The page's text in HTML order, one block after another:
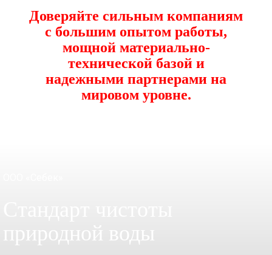
Доверяйте сильным компаниям
с большим опытом работы,
мощной материально-
технической базой и
надежными партнерами на
мировом уровне.
природной воды